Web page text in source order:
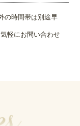
の時間帯は別途早
軽にお問い合わせ